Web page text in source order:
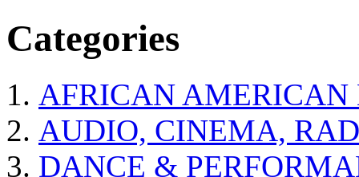
Categories
AFRICAN AMERICAN
AUDIO, CINEMA,
DANCE &